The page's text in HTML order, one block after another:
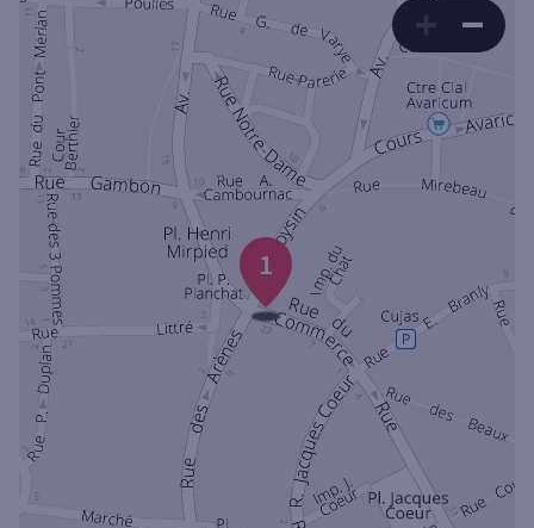
Sélectionnez votre recherche
Ouverte le samedi
Ouverte le lundi
Coffre-fort
Autour de moi
Ville / Code postal
Rue
1